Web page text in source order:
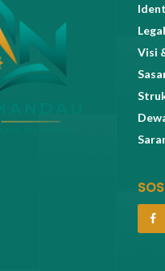
Visi